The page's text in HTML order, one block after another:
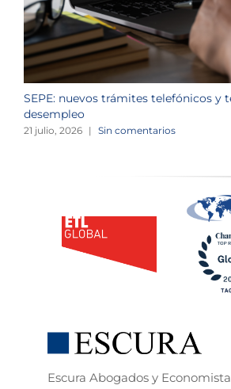
SEPE: nuevos trámites telefónicos y
desempleo
21 julio, 2026 | Sin comentarios
Escura Abogados y